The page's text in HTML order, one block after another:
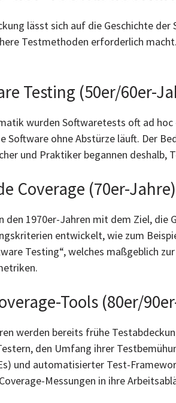
lässt sich auf die Geschichte
Testmethoden erforderlich
Testing (50er/60er-
wurden Softwaretests oft ad
Software ohne Abstürze läuft. Der
und Praktiker begannen deshalb,
Coverage (70er-Jahre)
den 1970er-Jahren mit dem Ziel,
entwickelt, wie zum
Testing“, welches maßgeblich
Tools (80er/
werden bereits frühe
den Umfang ihrer
und automatisierter Test-
Messungen in ihre